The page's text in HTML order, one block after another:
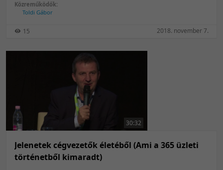
Közreműködők:
Toldi Gábor
15 2018. november 7.
30:32
Jelenetek cégvezetők életéből (Ami a 365 üzleti
történetből kimaradt)